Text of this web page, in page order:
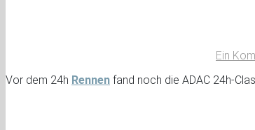
Ein
Vor dem 24h Rennen fand noch die ADAC 24h-